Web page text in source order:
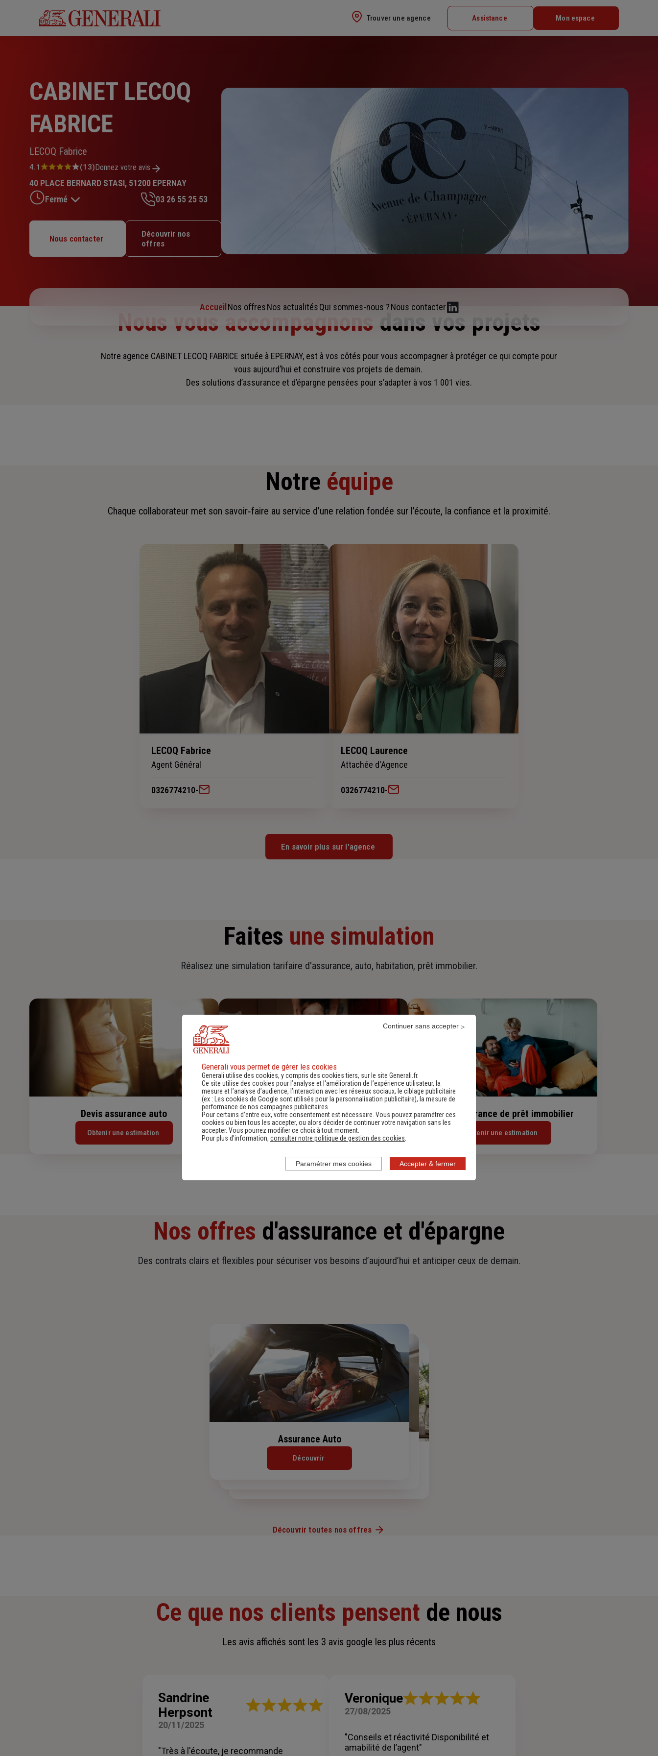
Trouver une agence Assistance Mon espace
CABINET LECOQ
FABRICE
LECOQ Fabrice
Note
4.1
sur
5
4.1 (13)Donnez votre avis
40 PLACE BERNARD STASI, 51200 EPERNAY
Fermé
Mardi : 09h – 12h / 13h – 17h
Samedi : Fermé
03 26 55 25 53
Nous contacter
Découvrir nos
offres
Accueil Nos offresNos actualitésQui sommes-nous ?Nous contacter
Nous vous accompagnons dans vos projets
Notre agence CABINET LECOQ FABRICE située à EPERNAY, est à vos côtés pour vous accompagner à protéger ce qui compte pour
vous aujourd’hui et construire vos projets de demain.
Des solutions d’assurance et d’épargne pensées pour s’adapter à vos 1 001 vies.
Notre équipe
Chaque collaborateur met son savoir‑faire au service d’une relation fondée sur l’écoute, la confiance et la proximité.
LECOQ Fabrice
Agent Général
0326774210-
LECOQ Laurence
Attachée d'Agence
0326774210-
En savoir plus sur l'agence
Faites une simulation
Réalisez une simulation tarifaire d'assurance, auto, habitation, prêt immobilier.
Devis assurance auto
Obtenir une estimation
Devis assurance habitation
Obtenir une estimation
Devis assurance de prêt immobilier
Obtenir une estimation
Nos offres d'assurance et d'épargne
Des contrats clairs et flexibles pour sécuriser vos besoins d’aujourd’hui et anticiper ceux de demain.
Assurance de prêt immobilier
Assurance Habitation
Découvrir
Assurance Auto
Découvrir
Découvrir toutes nos offres
Ce que nos clients pensent de nous
Les avis affichés sont les 3 avis google les plus récents
Sandrine
Herpsont
Note
étoiles
20/11/2025
"Très à l'écoute, je recommande
VeroniqueNote
étoiles
27/08/2025
"Conseils et réactivité Disponibilité et
amabilité de l’agent"
Generali vous permet de gérer les cookies
Generali utilise des cookies, y compris des cookies tiers, sur le site Generali.fr.
Ce site utilise des cookies pour l’analyse et l'amélioration de l’expérience utilisateur, la
mesure et l’analyse d’audience, l’interaction avec les réseaux sociaux, le ciblage publicitaire
(ex :
Les cookies de Google sont utilisés pour la personnalisation publicitaire), la mesure de
performance de nos campagnes publicitaires.
Pour certains d’entre eux, votre consentement est nécessaire. Vous pouvez paramétrer ces
cookies ou bien tous les accepter, ou alors décider de continuer votre navigation sans les
accepter. Vous pourrez modifier ce choix à tout moment.
Pour plus d’information, consulter notre politique de gestion des cookies
Accepter & fermer
Continuer sans accepter
Paramétrer mes cookies